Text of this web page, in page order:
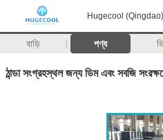
Hugecool
বাড়ি পণ্য
ঠান্ডা সংগ্রহস্থল জন্য ডিম এবং সবজি